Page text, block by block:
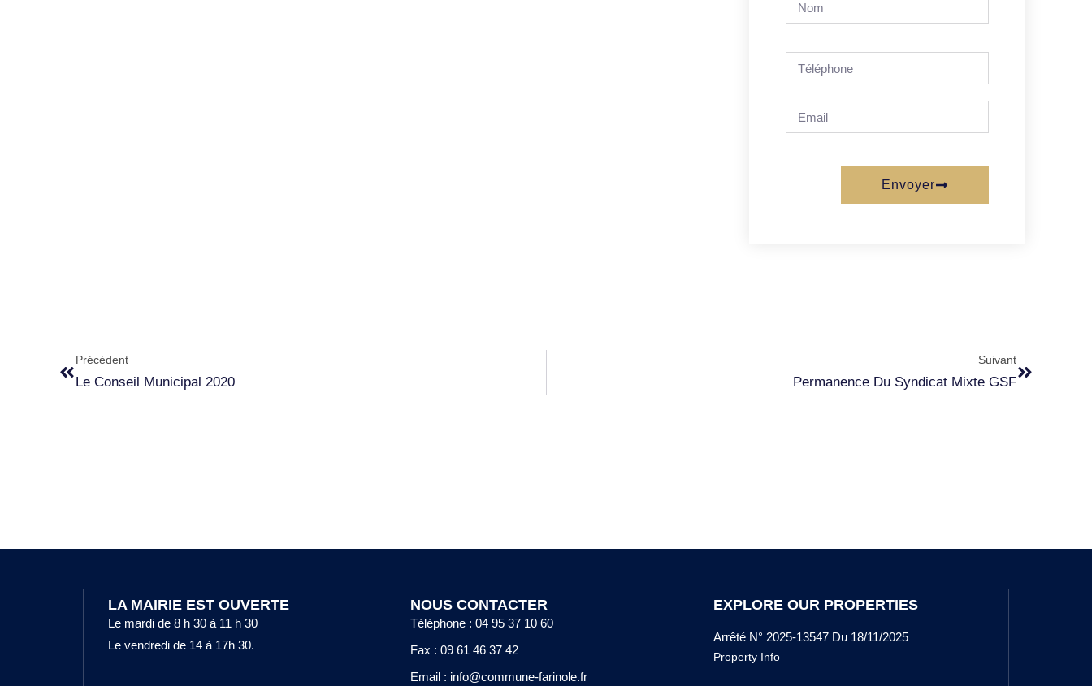
Envoyer
Précédent
Le Conseil Municipal 2020
Suivant
Permanence Du Syndicat Mixte GSF
LA MAIRIE EST OUVERTE
Le mardi de 8 h 30 à 11 h 30
Le vendredi de 14 à 17h 30.
NOUS CONTACTER
Téléphone : 04 95 37 10 60
Fax : 09 61 46 37 42
Email : info@commune-farinole.fr
EXPLORE OUR PROPERTIES
Arrêté N° 2025-13547 Du 18/11/2025
Property Info